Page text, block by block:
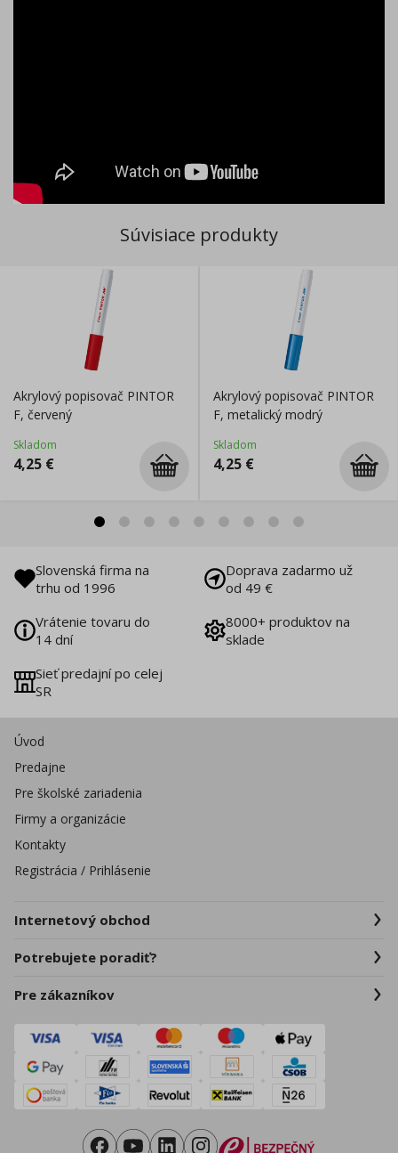
Súvisiace produkty
Akrylový popisovač PINTOR
F, červený
Skladom
4,25 €
Akrylový popisovač PINTOR
F, metalický modrý
Skladom
4,25 €
Slovenská firma na
trhu od 1996
Doprava zadarmo už
od 49 €
Vrátenie tovaru do
14 dní
8000+ produktov na
sklade
Sieť predajní po celej
SR
Úvod
Predajne
Pre školské zariadenia
Firmy a organizácie
Kontakty
Registrácia / Prihlásenie
Internetový obchod
Potrebujete poradiť?
Pre zákazníkov